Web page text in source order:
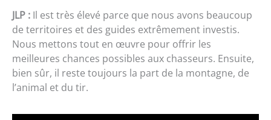
JLP : Il est très élevé parce que nous avons beaucoup
de territoires et des guides extrêmement investis.
Nous mettons tout en œuvre pour offrir les
meilleures chances possibles aux chasseurs. Ensuite,
bien sûr, il reste toujours la part de la montagne, de
l’animal et du tir.